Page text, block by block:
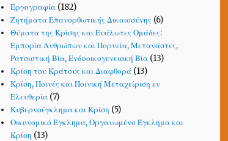
Εργογραφία(182)
Ζητήματα Επανορθωτικής Δικαιοσύνης (6)
Θύματα της Κρίσης και Ευάλωτες Ομάδες:
Εμπορία Ανθρώπων και Πορνεία, Μετανάστες,
Ρατσιστική Βία, Ενδοοικογενειακή Βία(13)
Κρίση του Κράτους και Διαφθορά(13)
Κρίση, Ποινές και Ποινική Μεταχείριση εν
Ελευθερία(7)
Κυβερνοέγκλημα και Κρίση (5)
Οικονομικό Έγκλημα, Οργανωμένο Έγκλημα και
Κρίση (13)